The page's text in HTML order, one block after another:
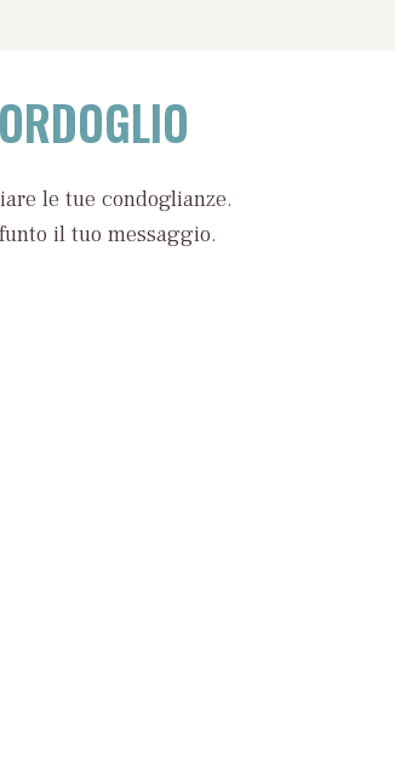
le tue condoglianze.
il tuo messaggio.